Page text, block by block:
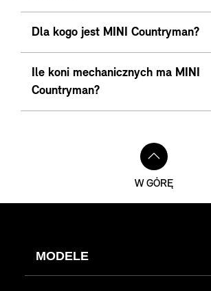
Dla kogo jest MINI Countryman?
Ile koni mechanicznych ma MINI
Countryman?
W GÓRĘ
MODELE